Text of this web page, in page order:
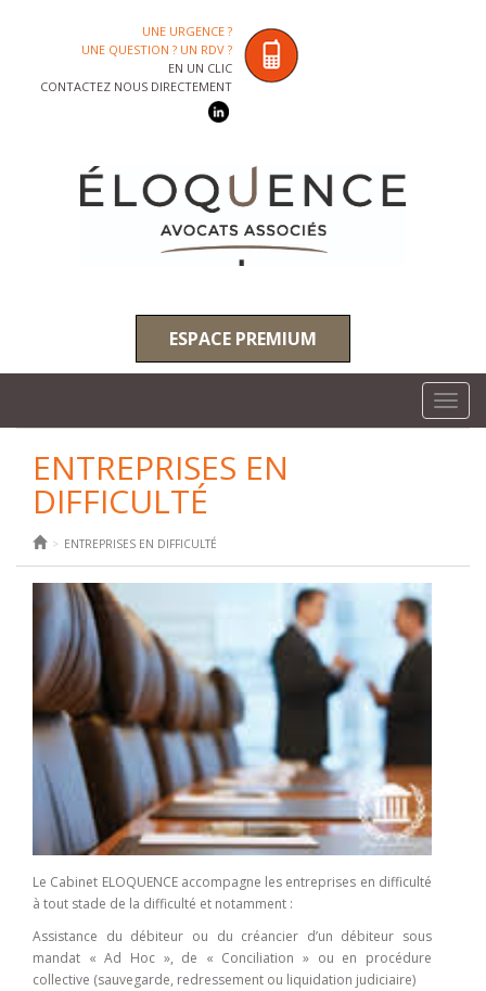
UNE URGENCE ?
UNE QUESTION ? UN RDV ?
EN UN CLIC
CONTACTEZ NOUS DIRECTEMENT
ESPACE PREMIUM
ENTREPRISES EN
DIFFICULTÉ
ENTREPRISES EN DIFFICULTÉ
Le Cabinet ELOQUENCE accompagne les entreprises en difficulté
à tout stade de la difficulté et notamment :
Assistance du débiteur ou du créancier d’un débiteur sous
mandat « Ad Hoc », de « Conciliation » ou en procédure
collective (sauvegarde, redressement ou liquidation judiciaire)